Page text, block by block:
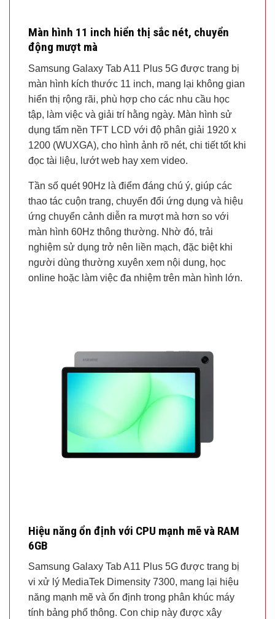
Màn hình 11 inch hiển thị sắc nét, chuyển
động mượt mà
Samsung Galaxy Tab A11 Plus 5G được trang bị
màn hình kích thước 11 inch, mang lại không gian
hiển thị rộng rãi, phù hợp cho các nhu cầu học
tập, làm việc và giải trí hằng ngày. Màn hình sử
dụng tấm nền TFT LCD với độ phân giải 1920 x
1200 (WUXGA), cho hình ảnh rõ nét, chi tiết tốt khi
đọc tài liệu, lướt web hay xem video.
Tần số quét 90Hz là điểm đáng chú ý, giúp các
thao tác cuộn trang, chuyển đổi ứng dụng và hiệu
ứng chuyển cảnh diễn ra mượt mà hơn so với
màn hình 60Hz thông thường. Nhờ đó, trải
nghiệm sử dụng trở nên liền mạch, đặc biệt khi
người dùng thường xuyên xem nội dung, học
online hoặc làm việc đa nhiệm trên màn hình lớn.
Hiệu năng ổn định với CPU mạnh mẽ và RAM
6GB
Samsung Galaxy Tab A11 Plus 5G được trang bị
vi xử lý MediaTek Dimensity 7300, mang lại hiệu
năng mạnh mẽ và ổn định trong phân khúc máy
tính bảng phổ thông. Con chip này được xây